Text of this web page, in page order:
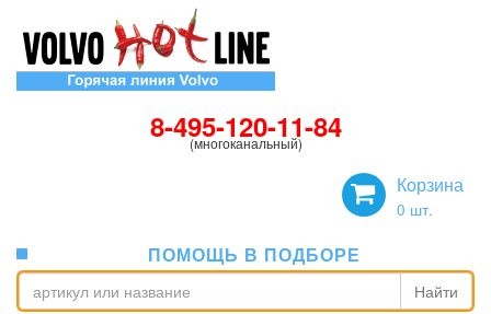
8-495-120-11-84
(многоканальный)
Корзина
0 шт.
ПОМОЩЬ В ПОДБОРЕ
Найти